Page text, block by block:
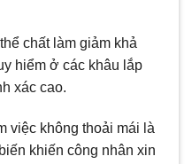
chất làm giảm khả
hiểm ở các khâu lắp
xác cao.
việc không thoải mái là
khiến công nhân xin